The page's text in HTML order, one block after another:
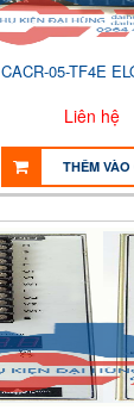
CACR-05-TF4E
Liên hệ
THÊM VÀO